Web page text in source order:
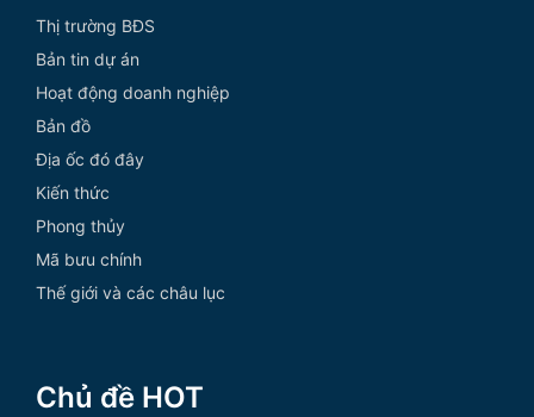
Thị trường BĐS
Bản tin dự án
Hoạt động doanh nghiệp
Bản đồ
Địa ốc đó đây
Kiến thức
Phong thủy
Mã bưu chính
Thế giới và các châu lục
Chủ đề HOT